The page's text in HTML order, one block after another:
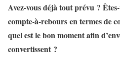
Avez-vous déjà tout prévu ?
compte-à-rebours en termes de
quel est le bon moment afin
convertissent ?